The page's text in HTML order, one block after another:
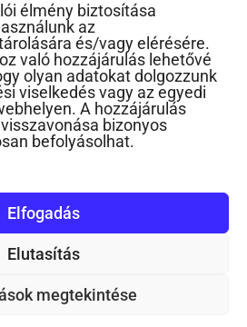
élmény biztosítása
az
és/vagy elérésére.
való hozzájárulás lehetővé
olyan adatokat dolgozzunk
viselkedés vagy az egyedi
A hozzájárulás
bizonyos
befolyásolhat.
Elfogadás
Elutasítás
megtekintése